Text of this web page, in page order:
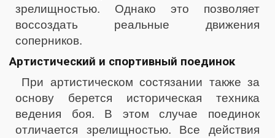
зрелищностью. Однако это позволяет
воссоздать реальные движения
соперников.
Артистический и спортивный поединок
При артистическом состязании также за
основу берется историческая техника
ведения боя. В этом случае поединок
отличается зрелищностью. Все действия